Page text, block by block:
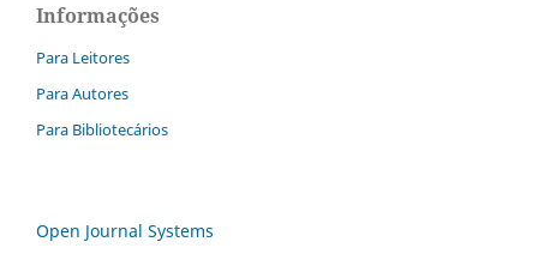
Informações
Para Leitores
Para Autores
Para Bibliotecários
Open Journal Systems